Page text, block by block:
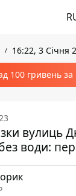
16:22, 3 Січня
100 гривень за
вулиць
води: